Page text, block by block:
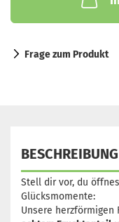
Frage zum Produkt
BESCHREIBUNG
Stell dir vor, du
Glücksmomente:
Unsere herzförmigen